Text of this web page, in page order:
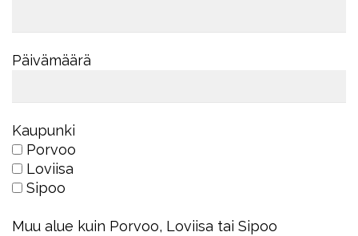
Päivämäärä
Kaupunki
Porvoo
Loviisa
Sipoo
Muu alue kuin Porvoo, Loviisa tai Sipoo